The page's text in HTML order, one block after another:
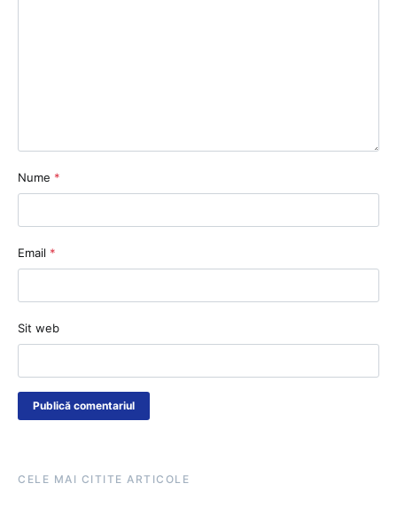
Nume *
Email *
Sit web
CELE MAI CITITE ARTICOLE